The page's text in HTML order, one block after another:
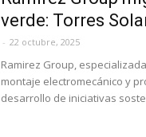
verde: Torres
- 22 octubre, 2025
Ramirez Group,
montaje electromecánico y
desarrollo de iniciativas